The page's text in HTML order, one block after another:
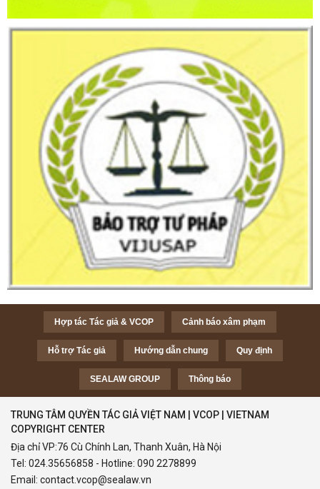
Hợp tác Tác giả & VCOP Cảnh báo xâm phạm
Hỗ trợ Tác giả Hướng dẫn chung Quy định
SEALAW GROUP Thông báo
TRUNG TÂM QUYỀN TÁC GIẢ VIỆT NAM | VCOP | VIETNAM
COPYRIGHT CENTER
Địa chỉ VP:76 Cù Chính Lan, Thanh Xuân, Hà Nội
Tel: 024.35656858 - Hotline: 090 2278899
Email: contact.vcop@sealaw.vn